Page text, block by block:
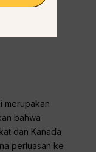
merupakan
bahwa
dan Kanada
perluasan ke